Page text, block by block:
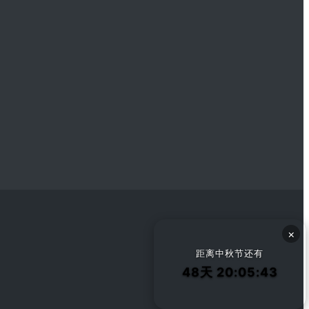
×
距离中秋节还有
48天 20:05:42